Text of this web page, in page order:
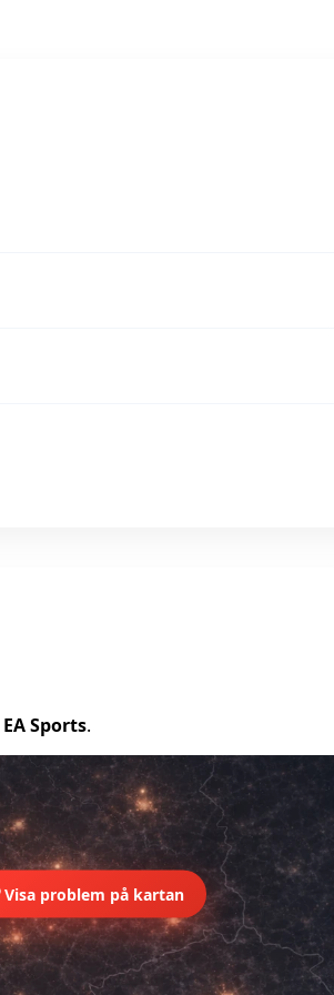
EA Sports.
Visa problem på kartan